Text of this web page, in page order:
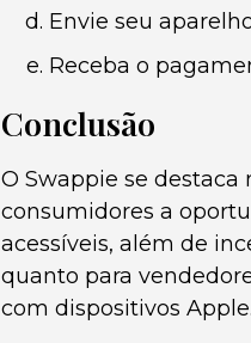
Envie seu
Receba o
Conclusão
O Swappie se destaca
consumidores a
acessíveis, além de
quanto para
com dispositivos Apple.